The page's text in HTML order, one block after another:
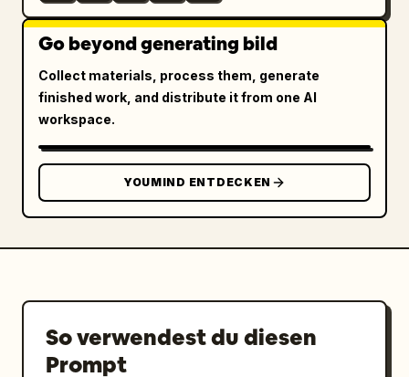
Go beyond generating bild
Collect materials, process them, generate
finished work, and distribute it from one AI
workspace.
YOUMIND ENTDECKEN
So verwendest du diesen
Prompt